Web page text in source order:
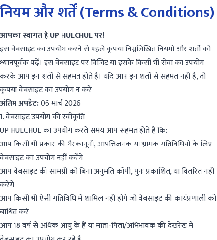
नियम और शर्तें (Terms & Conditions)
आपका स्वागत है UP HULCHUL पर!
इस वेबसाइट का उपयोग करने से पहले कृपया निम्नलिखित नियमों और शर्तों को
ध्यानपूर्वक पढ़ें। इस वेबसाइट पर विज़िट या इसके किसी भी सेवा का उपयोग
करके आप इन शर्तों से सहमत होते हैं। यदि आप इन शर्तों से सहमत नहीं हैं, तो
कृपया वेबसाइट का उपयोग न करें।
अंतिम अपडेट:06 मार्च 2026
1. वेबसाइट उपयोग की स्वीकृति
UP HULCHUL का उपयोग करते समय आप सहमत होते हैं कि:
आप किसी भी प्रकार की गैरकानूनी, आपत्तिजनक या भ्रामक गतिविधियों के लिए
वेबसाइट का उपयोग नहीं करेंगे
आप वेबसाइट की सामग्री को बिना अनुमति कॉपी, पुनः प्रकाशित, या वितरित नहीं
करेंगे
आप किसी भी ऐसी गतिविधि में शामिल नहीं होंगे जो वेबसाइट की कार्यप्रणाली को
बाधित करे
आप 18 वर्ष से अधिक आयु के हैं या माता-पिता/अभिभावक की देखरेख में